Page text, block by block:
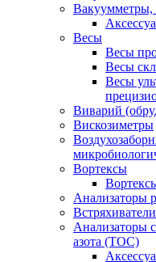
Весы
Весы
Весы
Весы
Виварий
Вискозиметры
Вортексы
Анализаторы
Встряхиватели
Анализаторы
азота (ТОС)